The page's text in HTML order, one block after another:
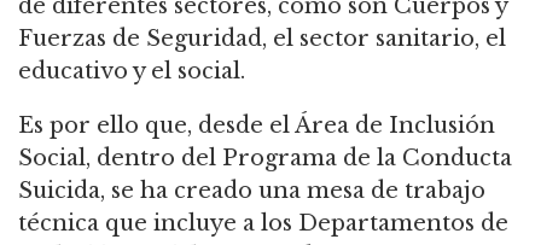
de diferentes sectores, como son Cuerpos y
Fuerzas de Seguridad, el sector sanitario, el
educativo y el social.
Es por ello que, desde el Área de Inclusión
Social, dentro del Programa de la Conducta
Suicida, se ha creado una mesa de trabajo
técnica que incluye a los Departamentos de